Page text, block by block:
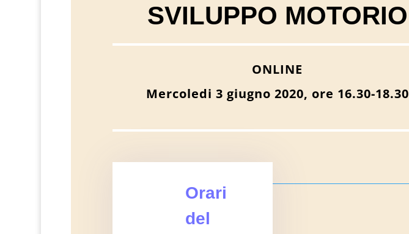
SVILUPPO MOTORIO
ONLINE
Mercoledi 3 giugno 2020, ore 16.30-18.30
Orari
del